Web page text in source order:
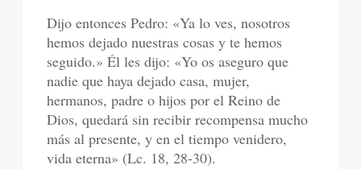
Dijo entonces Pedro: «Ya lo ves, nosotros
hemos dejado nuestras cosas y te hemos
seguido.» Él les dijo: «Yo os aseguro que
nadie que haya dejado casa, mujer,
hermanos, padre o hijos por el Reino de
Dios, quedará sin recibir recompensa mucho
más al presente, y en el tiempo venidero,
vida eterna» (Lc. 18, 28-30).